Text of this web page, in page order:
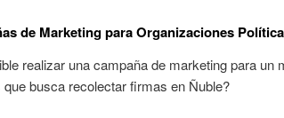
de Marketing para Organizaciones
realizar una campaña de marketing para un
que busca recolectar firmas en Ñuble?